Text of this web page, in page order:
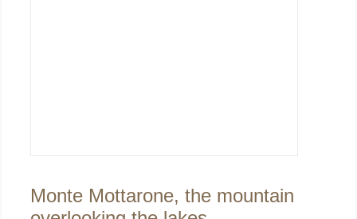
Monte Mottarone, the mountain